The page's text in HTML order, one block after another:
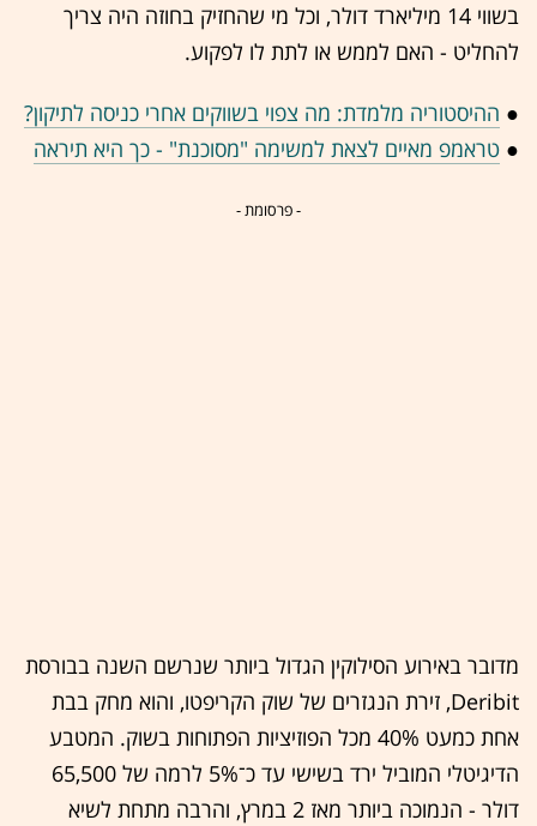
בשווי 14 מיליארד דולר, וכל מי שהחזיק בחוזה היה צריך
להחליט - האם לממש או לתת לו לפקוע.
● ההיסטוריה מלמדת: מה צפוי בשווקים אחרי כניסה לתיקון?
● טראמפ מאיים לצאת למשימה "מסוכנת" - כך היא תיראה
- פרסומת -
מדובר באירוע הסילוקין הגדול ביותר שנרשם השנה בבורסת
Deribit, זירת הנגזרים של שוק הקריפטו, והוא מחק בבת
אחת כמעט 40% מכל הפוזיציות הפתוחות בשוק. המטבע
הדיגיטלי המוביל ירד בשישי עד כ־5% לרמה של 65,500
דולר - הנמוכה ביותר מאז 2 במרץ, והרבה מתחת לשיא